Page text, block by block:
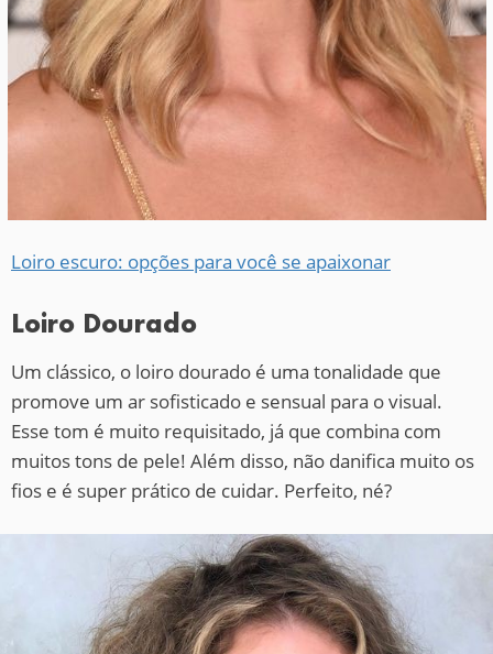
Loiro escuro: opções para você se apaixonar
Loiro Dourado
Um clássico, o loiro dourado é uma tonalidade que
promove um ar sofisticado e sensual para o visual.
Esse tom é muito requisitado, já que combina com
muitos tons de pele! Além disso, não danifica muito os
fios e é super prático de cuidar. Perfeito, né?